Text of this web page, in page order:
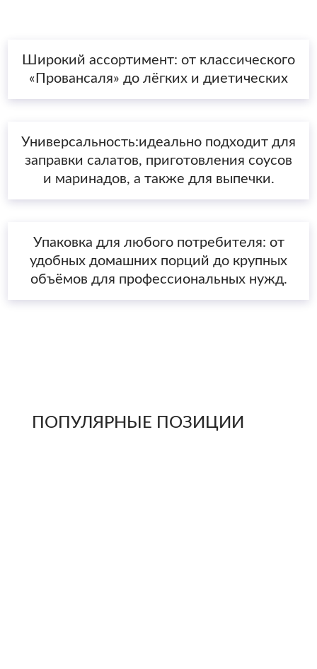
Широкий ассортимент: от классического
«Провансаля» до лёгких и диетических
Универсальность:идеально подходит для
заправки салатов, приготовления соусов
и маринадов, а также для выпечки.
Упаковка для любого потребителя: от
удобных домашних порций до крупных
объёмов для профессиональных нужд.
ПОПУЛЯРНЫЕ ПОЗИЦИИ